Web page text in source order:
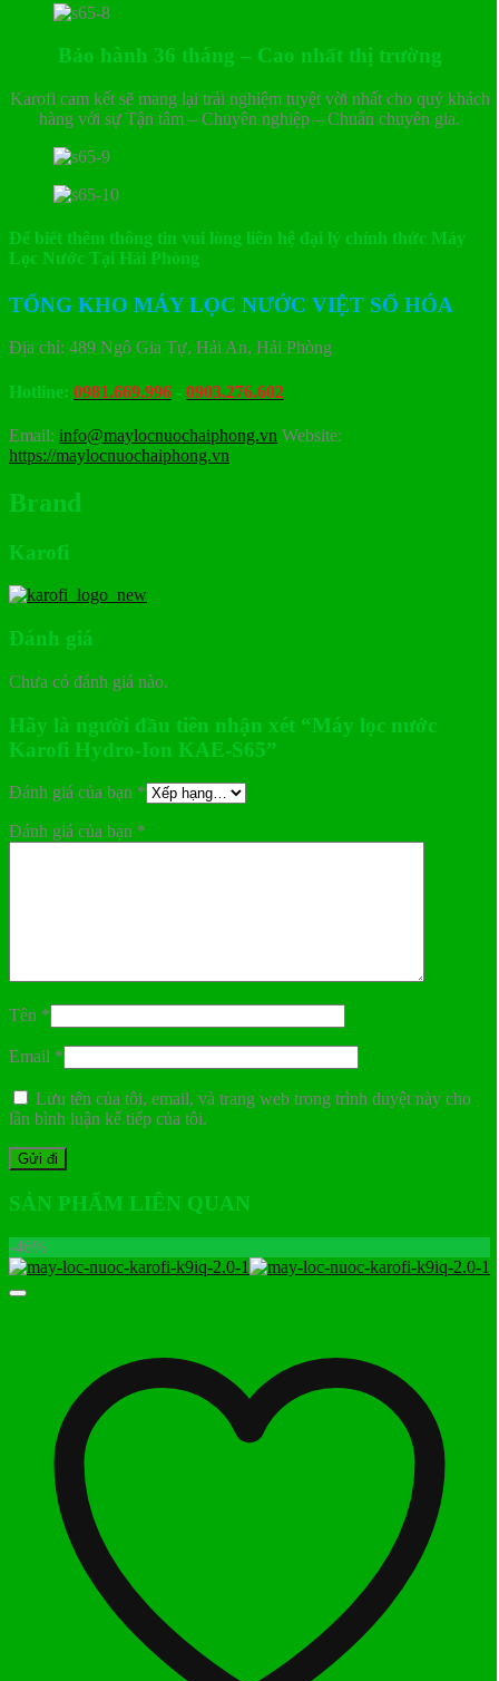
Bảo hành 36 tháng – Cao nhất thị trường
Karofi cam kết sẽ mang lại trải nghiệm tuyệt vời nhất cho quý khách
hàng với sự Tận tâm – Chuyên nghiệp – Chuẩn chuyên gia.
Để biết thêm thông tin vui lòng liên hệ đại lý chính thức Máy
Lọc Nước Tại Hải Phòng
TỔNG KHO MÁY LỌC NƯỚC VIỆT SỐ HÓA
Địa chỉ: 489 Ngô Gia Tự, Hải An, Hải Phòng
Hotline: 0981.669.996 - 0903.276.602
Email: info@maylocnuochaiphong.vn Website:
https://maylocnuochaiphong.vn
Brand
Karofi
Đánh giá
Chưa có đánh giá nào.
Hãy là người đầu tiên nhận xét “Máy lọc nước
Karofi Hydro-Ion KAE-S65”
Đánh giá của bạn *
Đánh giá của bạn *
Tên *
Email *
Lưu tên của tôi, email, và trang web trong trình duyệt này cho
lần bình luận kế tiếp của tôi.
SẢN PHẨM LIÊN QUAN
-46%